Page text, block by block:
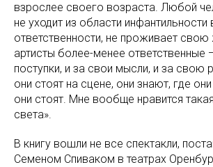
взрослее своего возраста. Любой
не уходит из области инфантильности
ответственности, не проживает
артисты более-менее ответственные
поступки, и за свои мысли, и за свою
они стоят на сцене, они знают, где
они стоят. Мне вообще нравится
света».
В книгу вошли не все спектакли,
Семеном Спиваком в театрах